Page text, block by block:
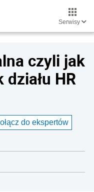
Serwisy
czyli jak
HR
do ekspertów